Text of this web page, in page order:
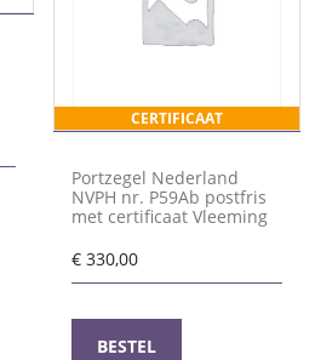
CERTIFICAAT
Portzegel Nederland
NVPH nr. P59Ab postfris
met certificaat Vleeming
€ 330,00
BESTEL